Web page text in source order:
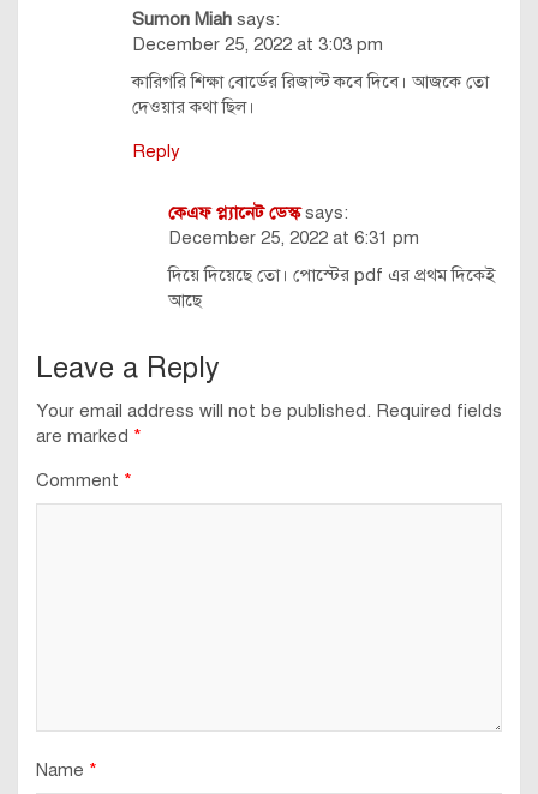
Sumon Miah says:
December 25, 2022 at 3:03 pm
কারিগরি শিক্ষা বোর্ডের রিজাল্ট কবে দিবে। আজকে তো
দেওয়ার কথা ছিল।
Reply
কেএফ প্ল্যানেট ডেস্ক says:
December 25, 2022 at 6:31 pm
দিয়ে দিয়েছে তো। পোস্টের pdf এর প্রথম দিকেই
আছে
Leave a Reply
Your email address will not be published. Required fields
are marked *
Comment *
Name *